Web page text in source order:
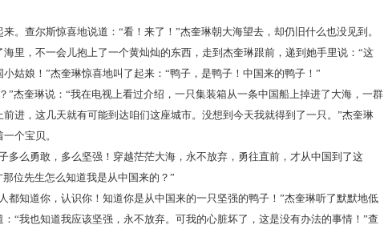
。查尔斯惊喜地说道：“看！来了！”杰奎琳朝大海望去，却仍旧什么也没见到。
里，不一会儿抱上了一个黄灿灿的东西，走到杰奎琳跟前，递到她手里说：“这
姑娘！”杰奎琳惊喜地叫了起来：“鸭子，是鸭子！中国来的鸭子！”
”杰奎琳说：“我在电视上看过介绍，一只集装箱从一条中国船上掉进了大海，一群
进，这几天就有可能到达咱们这座城市。没想到今天我就得到了一只。”杰奎琳
个宝贝。
多么勇敢，多么坚强！穿越茫茫大海，永不放弃，勇往直前，才从中国到了这
位先生怎么知道我是从中国来的？”
都知道你，认识你！知道你是从中国来的一只坚强的鸭子！”杰奎琳听了默默地低
“我也知道我应该坚强，永不放弃。可我的心脏坏了，这是没有办法的事情！”查